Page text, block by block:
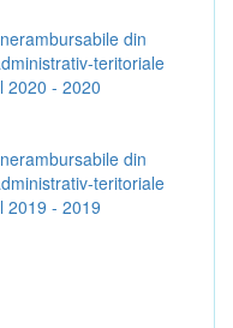
din
teritoriale
2020 - 2020
din
teritoriale
2019 - 2019